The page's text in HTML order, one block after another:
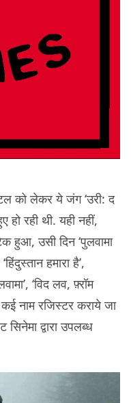
को लेकर ये जंग ‘उरी: द
रही थी. यही नहीं,
हुआ, उसी दिन ‘पुलवामा
हमारा है’,
‘विद लव, फ़्रॉम
नाम रजिस्टर कराये जा
द्वारा उपलब्ध